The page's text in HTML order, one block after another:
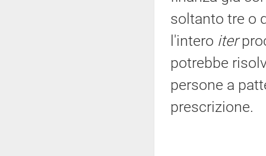
soltanto tre o
l'intero iter
potrebbe
persone a
prescrizione.